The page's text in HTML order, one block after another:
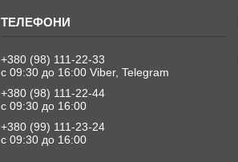
+380 (98) 111-22-33
с 09:30 до 16:00 Viber, Telegram
+380 (98) 111-22-44
с 09:30 до 16:00
+380 (99) 111-23-24
с 09:30 до 16:00